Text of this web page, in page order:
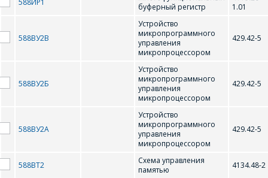
588ИР1
буферный регистр
1.01
588ВУ2В
Устройство
микропрограммного
управления
микропроцессором
429.42-5
588ВУ2Б
Устройство
микропрограммного
управления
микропроцессором
429.42-5
588ВУ2А
Устройство
микропрограммного
управления
микропроцессором
429.42-5
588ВТ2
Схема управления
памятью
4134.48-2